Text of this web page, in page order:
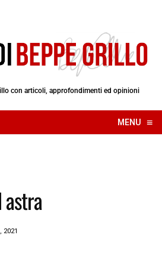
con articoli, approfondimenti ed opinioni
MENU ≡
☰
astra
2021